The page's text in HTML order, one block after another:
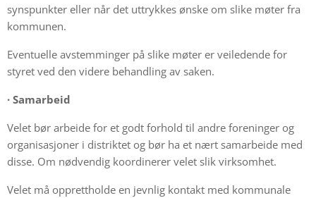
synspunkter eller når det uttrykkes ønske om slike møter fra
kommunen.
Eventuelle avstemminger på slike møter er veiledende for
styret ved den videre behandling av saken.
· Samarbeid
Velet bør arbeide for et godt forhold til andre foreninger og
organisasjoner i distriktet og bør ha et nært samarbeide med
disse. Om nødvendig koordinerer velet slik virksomhet.
Velet må opprettholde en jevnlig kontakt med kommunale